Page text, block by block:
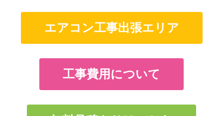
エアコン工事出張エリア
工事費用について